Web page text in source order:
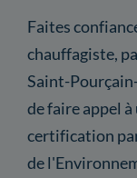
Faites
chauffagiste,
Saint-
de faire appel
certification
de